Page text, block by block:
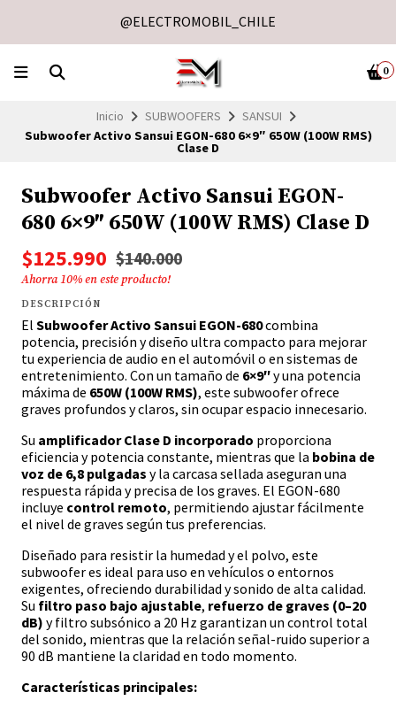
@ELECTROMOBIL_CHILE
0
Inicio SUBWOOFERS
SANSUI
Subwoofer Activo Sansui EGON-680 6×9″ 650W (100W RMS)
Clase D
Subwoofer Activo Sansui EGON-
680 6×9″ 650W (100W RMS) Clase D
$125.990 $140.000
Ahorra10% en este producto!
DESCRIPCIÓN
El Subwoofer Activo Sansui EGON-680combina
potencia, precisión y diseño ultra compacto para mejorar
tu experiencia de audio en el automóvil o en sistemas de
entretenimiento. Con un tamaño de 6×9″y una potencia
máxima de 650W (100W RMS), este subwoofer ofrece
graves profundos y claros, sin ocupar espacio innecesario.
Su amplificador Clase D incorporado proporciona
eficiencia y potencia constante, mientras que la bobina de
voz de 6,8 pulgadas y la carcasa sellada aseguran una
respuesta rápida y precisa de los graves. El EGON-680
incluye control remoto, permitiendo ajustar fácilmente
el nivel de graves según tus preferencias.
Diseñado para resistir la humedad y el polvo, este
subwoofer es ideal para uso en vehículos o entornos
exigentes, ofreciendo durabilidad y sonido de alta calidad.
Su filtro paso bajo ajustable, refuerzo de graves (0–20
dB) y filtro subsónico a 20 Hz garantizan un control total
del sonido, mientras que la relación señal-ruido superior a
90 dB mantiene la claridad en todo momento.
Características principales: